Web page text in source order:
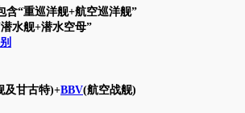
含“重巡洋舰+航空巡洋舰”
水舰+潜水空母”
及甘古特)+BBV(航空战舰)